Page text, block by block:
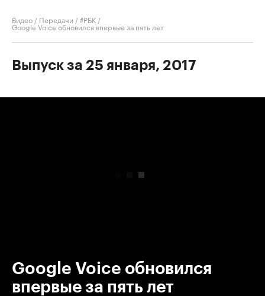
Видео / Передачи /#РБК /
Google Voice обновился впервые за пять лет
Выпуск за 25 января, 2017
Google Voice обновился
впервые за пять лет